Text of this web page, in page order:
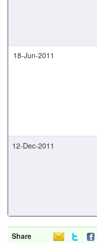
18-Jun-2011
12-Dec-2011
Share